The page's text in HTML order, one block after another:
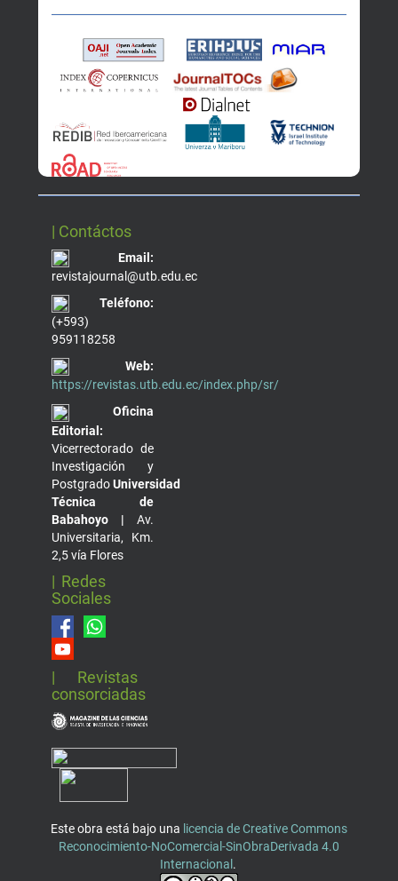
| Contáctos
Email:
revistajournal@utb.edu.ec
Teléfono:
(+593)
959118258
Web:
https://revistas.utb.edu.ec/index.php/sr/
Oficina
Editorial:
Vicerrectorado de
Investigación y
PostgradoUniversidad
Técnica de
Babahoyo | Av.
Universitaria, Km.
2,5 vía Flores
| Redes
Sociales
| Revistas
consorciadas
Este obra está bajo una licencia de Creative Commons
Reconocimiento-NoComercial-SinObraDerivada 4.0
Internacional .